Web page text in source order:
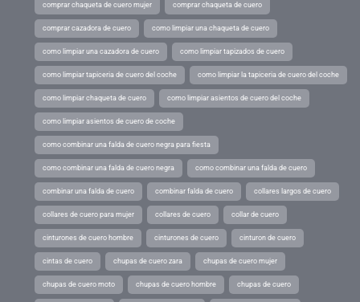
comprar chaqueta de cuero mujer comprar chaqueta de cuero
comprar cazadora de cuero como limpiar una chaqueta de cuero
como limpiar una cazadora de cuero como limpiar tapizados de cuero
como limpiar tapiceria de cuero del coche como limpiar la tapiceria de cuero del coche
como limpiar chaqueta de cuero como limpiar asientos de cuero del coche
como limpiar asientos de cuero de coche
como combinar una falda de cuero negra para fiesta
como combinar una falda de cuero negra como combinar una falda de cuero
combinar una falda de cuero combinar falda de cuero collares largos de cuero
collares de cuero para mujer collares de cuero collar de cuero
cinturones de cuero hombre cinturones de cuero cinturon de cuero
cintas de cuero chupas de cuero zara chupas de cuero mujer
chupas de cuero moto chupas de cuero hombre chupas de cuero